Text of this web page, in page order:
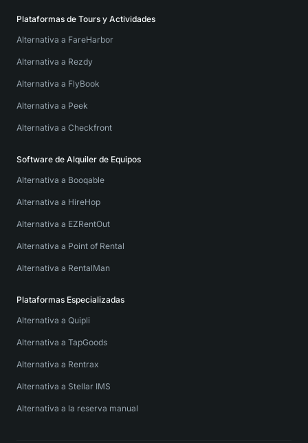
Plataformas de Tours y Actividades
Alternativa a FareHarbor
Alternativa a Rezdy
Alternativa a FlyBook
Alternativa a Peek
Alternativa a Checkfront
Software de Alquiler de Equipos
Alternativa a Booqable
Alternativa a HireHop
Alternativa a EZRentOut
Alternativa a Point of Rental
Alternativa a RentalMan
Plataformas Especializadas
Alternativa a Quipli
Alternativa a TapGoods
Alternativa a Rentrax
Alternativa a Stellar IMS
Alternativa a la reserva manual